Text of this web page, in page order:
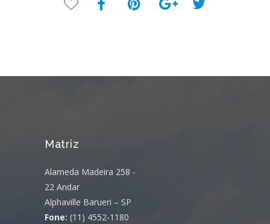
Matriz
Alameda Madeira 258 -
22 Andar
Alphaville Barueri – SP
Fone: (11) 4552-1180